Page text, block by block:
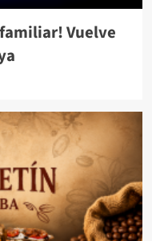
Vuelve